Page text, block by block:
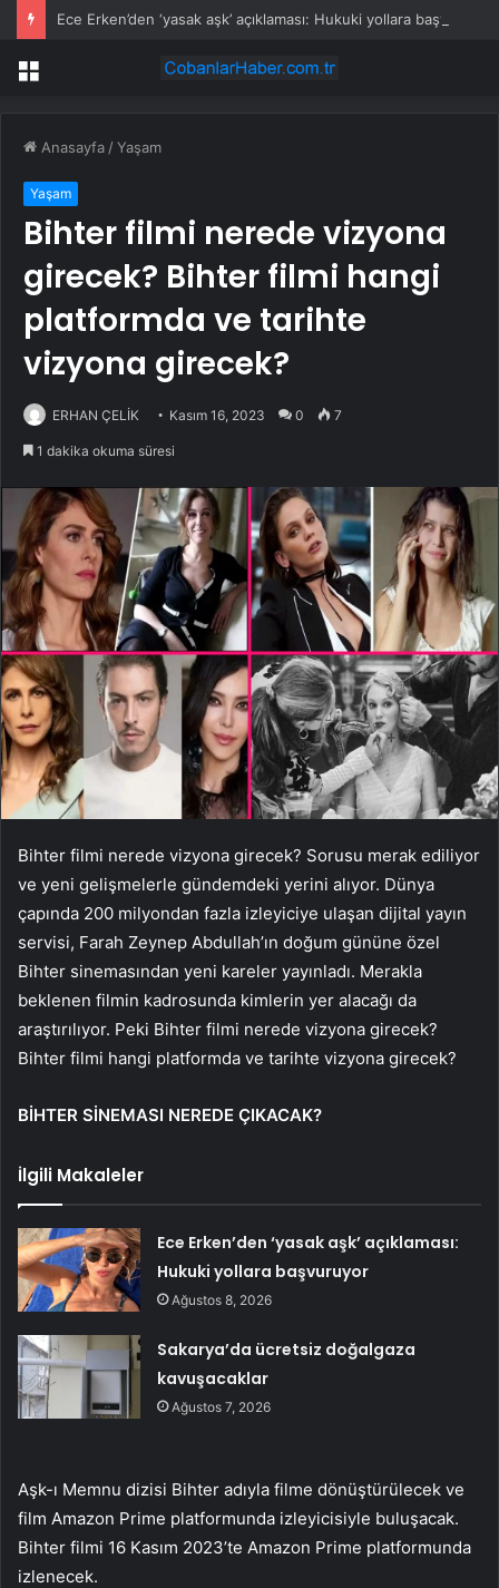
Menü
Anasayfa /Yaşam
Yaşam
Bihter filmi nerede vizyona
girecek? Bihter filmi hangi
platformda ve tarihte
vizyona girecek?
ERHAN ÇELİK Kasım 16, 2023 0 7
1 dakika okuma süresi
Bihter filmi nerede vizyona girecek? Sorusu merak ediliyor
ve yeni gelişmelerle gündemdeki yerini alıyor. Dünya
çapında 200 milyondan fazla izleyiciye ulaşan dijital yayın
servisi, Farah Zeynep Abdullah’ın doğum gününe özel
Bihter sinemasından yeni kareler yayınladı. Merakla
beklenen filmin kadrosunda kimlerin yer alacağı da
araştırılıyor. Peki Bihter filmi nerede vizyona girecek?
Bihter filmi hangi platformda ve tarihte vizyona girecek?
BİHTER SİNEMASI NEREDE ÇIKACAK?
İlgili Makaleler
Ece Erken’den ‘yasak aşk’ açıklaması:
Hukuki yollara başvuruyor
Ağustos 8, 2026
Sakarya’da ücretsiz doğalgaza
kavuşacaklar
Ağustos 7, 2026
Aşk-ı Memnu dizisi Bihter adıyla filme dönüştürülecek ve
film Amazon Prime platformunda izleyicisiyle buluşacak.
Bihter filmi 16 Kasım 2023’te Amazon Prime platformunda
izlenecek.